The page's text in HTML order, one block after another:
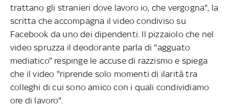
trattano gli stranieri dove lavoro io, che vergogna", la
scritta che accompagna il video condiviso su
Facebook da uno dei dipendenti. Il pizzaiolo che nel
video spruzza il deodorante parla di "agguato
mediatico" respinge le accuse di razzismo e spiega
che il video "riprende solo momenti di ilarità tra
colleghi di cui sono amico con i quali condividiamo
ore di lavoro".